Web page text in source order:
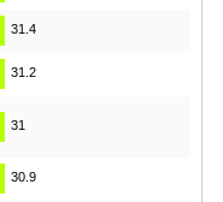
31.4
31.2
31
30.9